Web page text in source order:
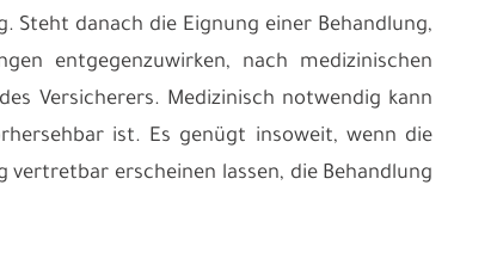
Steht danach die Eignung einer Behandlung,
entgegenzuwirken, nach medizinischen
Versicherers. Medizinisch notwendig kann
ist. Es genügt insoweit, wenn die
erscheinen lassen, die Behandlung